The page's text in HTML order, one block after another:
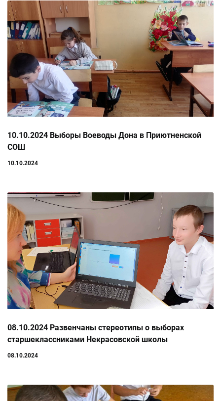
10.10.2024 Выборы Воеводы Дона в Приютненской
СОШ
10.10.2024
08.10.2024 Развенчаны стереотипы о выборах
старшеклассниками Некрасовской школы
08.10.2024